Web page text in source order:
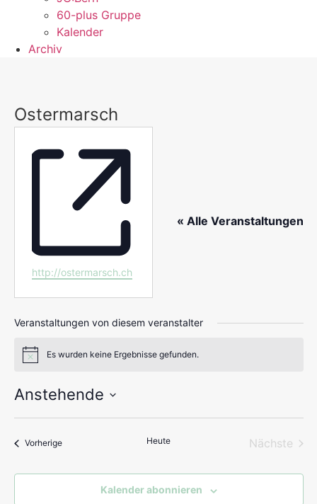
60-plus Gruppe
Kalender
Archiv
Ostermarsch
« Alle Veranstaltungen
Webseite
http://ostermarsch.ch
Veranstaltungen von diesem veranstalter
HinweisEs wurden keine Ergebnisse gefunden.
Anstehende
wählen.
VorherigeVeranstaltungen Heute Nächste
Kalender abonnieren